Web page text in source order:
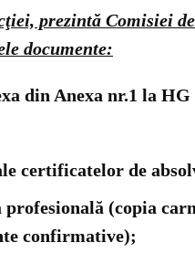
prezintă Comisiei
documente:
din Anexa nr.1 la HG
certificatelor de
profesională (copia
confirmative);